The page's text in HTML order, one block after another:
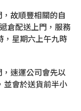
故順豐相關的自
倉配送上門，服務
，星期六上午九時
速運公司會先以
並會於送貨前半小